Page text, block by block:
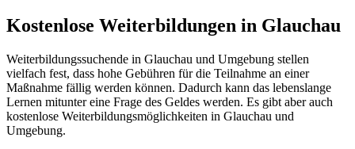
Kostenlose Weiterbildungen in Glauchau
Weiterbildungssuchende in Glauchau und Umgebung stellen
vielfach fest, dass hohe Gebühren für die Teilnahme an einer
Maßnahme fällig werden können. Dadurch kann das lebenslange
Lernen mitunter eine Frage des Geldes werden. Es gibt aber auch
kostenlose Weiterbildungsmöglichkeiten in Glauchau und
Umgebung.